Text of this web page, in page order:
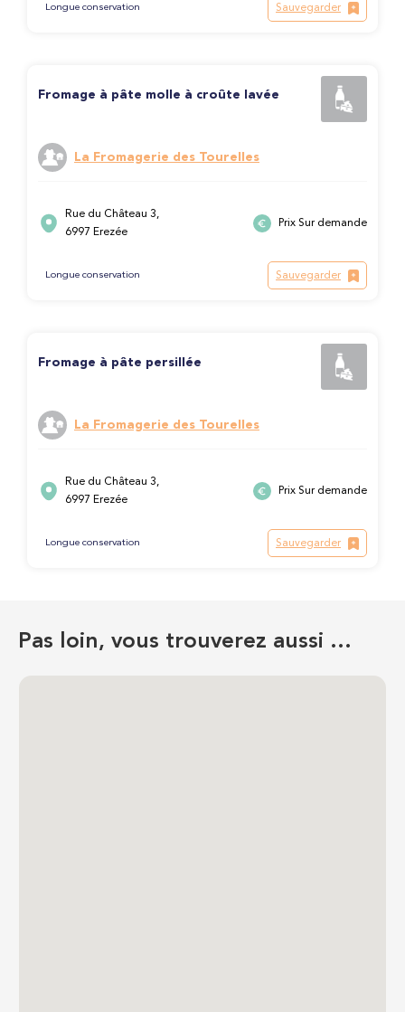
Longue conservation Sauvegarder
Fromage à pâte molle à croûte lavée
La Fromagerie des Tourelles
Rue du Château 3,
6997 Erezée
Prix Sur demande
Longue conservation Sauvegarder
Fromage à pâte persillée
La Fromagerie des Tourelles
Rue du Château 3,
6997 Erezée
Prix Sur demande
Longue conservation Sauvegarder
Pas loin, vous trouverez aussi …